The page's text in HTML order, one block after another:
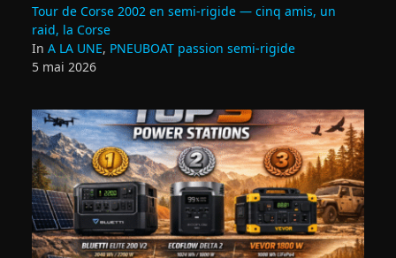
Tour de Corse 2002 en semi‑rigide — cinq amis, un
raid, la Corse
In A LA UNE, PNEUBOAT passion semi-rigide
5 mai 2026